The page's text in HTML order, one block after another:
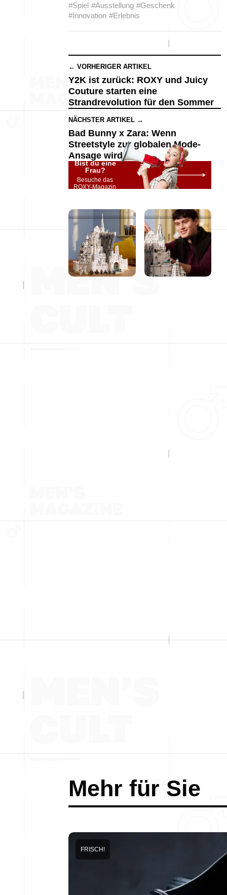
#Spiel #Ausstellung #Geschenk
#Innovation #Erlebnis
← VORHERIGER ARTIKEL
Y2K ist zurück: ROXY und Juicy
Couture starten eine
Strandrevolution für den Sommer
NÄCHSTER ARTIKEL →
Bad Bunny x Zara: Wenn
Streetstyle zur globalen Mode-
Ansage wird
Bist du eine
Frau?
Besuche das
ROXY-Magazin
Mehr für Sie
FRISCH!